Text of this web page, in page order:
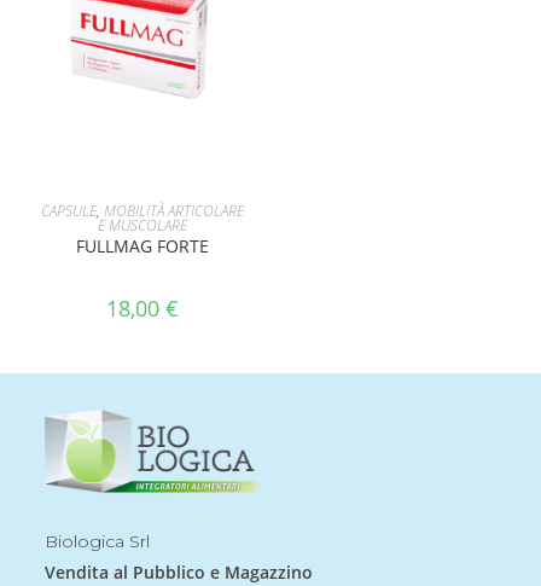
AGGIUNGI AL CARRELLO
CAPSULE,MOBILITÀ ARTICOLARE
E MUSCOLARE
FULLMAG FORTE
18,00€
Biologica Srl
Vendita al Pubblico e Magazzino